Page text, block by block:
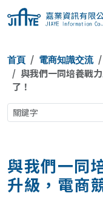
首頁 電商知識交流
與我們一同培養戰
了！
與我們一同
升級，電商